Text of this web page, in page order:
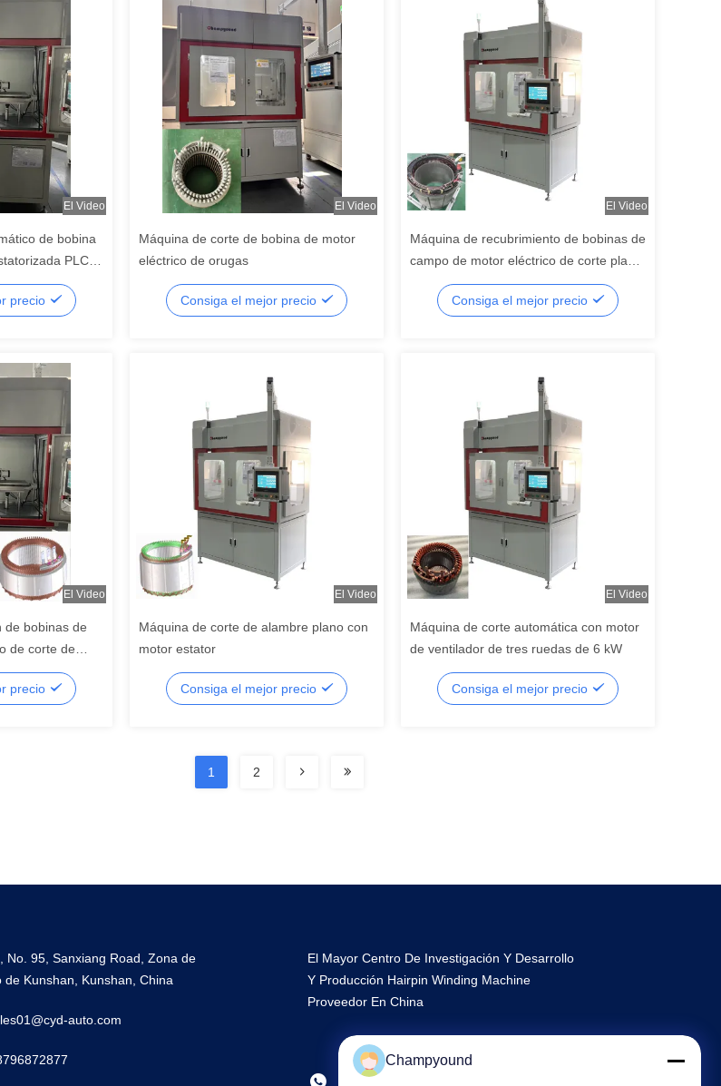
El Video
de bobina
PLC
precio
El Video
Máquina de corte de bobina de motor
eléctrico de orugas
Consiga el mejor precio
El Video
Máquina de recubrimiento de bobinas de
campo de motor eléctrico de corte plano
de aguja automática
Consiga el mejor precio
El Video
de bobinas de
de corte de
precio
El Video
Máquina de corte de alambre plano con
motor estator
Consiga el mejor precio
El Video
Máquina de corte automática con motor
de ventilador de tres ruedas de 6 kW
Consiga el mejor precio
1 2
No. 95, Sanxiang Road, Zona de
de Kunshan, Kunshan, China
auto.com
El Mayor Centro De Investigación Y Desarrollo
Y Producción Hairpin Winding Machine
Proveedor En China
Champyound